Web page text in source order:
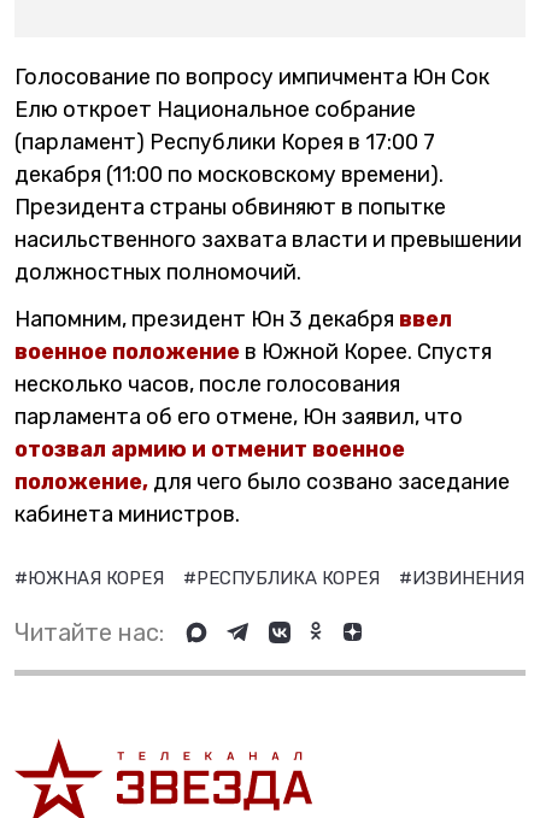
Голосование по вопросу импичмента Юн Сок
Елю откроет Национальное собрание
(парламент) Республики Корея в 17:00 7
декабря (11:00 по московскому времени).
Президента страны обвиняют в попытке
насильственного захвата власти и превышении
должностных полномочий.
Напомним, президент Юн 3 декабря ввел
военное положение в Южной Корее. Спустя
несколько часов, после голосования
парламента об его отмене, Юн заявил, что
отозвал армию и отменит военное
положение, для чего было созвано заседание
кабинета министров.
#ЮЖНАЯ КОРЕЯ #РЕСПУБЛИКА КОРЕЯ #ИЗВИНЕНИЯ
Читайте нас: